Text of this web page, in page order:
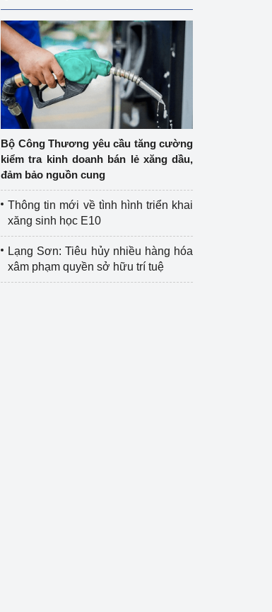
Bộ Công Thương yêu cầu tăng cường
kiểm tra kinh doanh bán lẻ xăng dầu,
đảm bảo nguồn cung
Thông tin mới về tình hình triển khai
xăng sinh học E10
Lạng Sơn: Tiêu hủy nhiều hàng hóa
xâm phạm quyền sở hữu trí tuệ